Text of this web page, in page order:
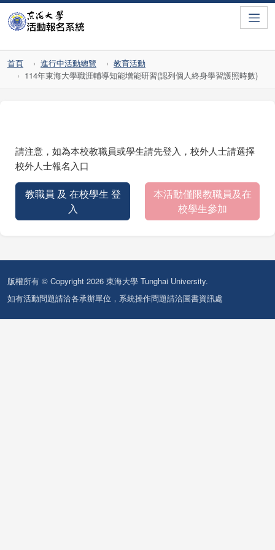
首頁 進行中活動總覽
教育活動
114年東海大學職涯輔導知能增能研習(認列個人終身學習護照時數)
請注意，如為本校教職員或學生請先登入，校外人士請選擇
校外人士報名入口
教職員 及 在校學生 登
入
本活動僅限教職員及在
校學生參加
版權所有 © Copyright 2026 東海大學 Tunghai University.
如有活動問題請洽各承辦單位，系統操作問題請洽圖書資訊處